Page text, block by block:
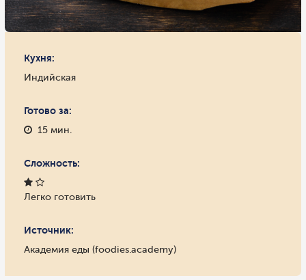
Кухня:
Индийская
Готово за:
15 мин.
Сложность:
Легко готовить
Источник:
Академия еды (foodies.academy)